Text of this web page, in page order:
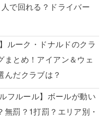
で回れる？ドライバー
ルーク・ドナルドのクラ
まとめ！アイアン＆ウェ
んだクラブは？
フルール】ボールが動い
無罰？1打罰？エリア別・